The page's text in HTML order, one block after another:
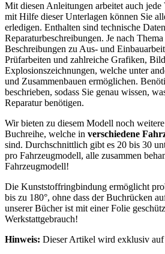
Mit diesen Anleitungen arbeitet auch
mit Hilfe dieser Unterlagen können Sie
erledigen. Enthalten sind technische
Reparaturbeschreibungen. Je nach
Beschreibungen zu Aus- und
Prüfarbeiten und zahlreiche Grafiken,
Explosionszeichnungen, welche unter
und Zusammenbauen ermöglichen.
beschrieben, sodass Sie genau wissen,
Reparatur benötigen.
Wir bieten zu diesem Modell noch
Buchreihe, welche in verschiedene
sind. Durchschnittlich gibt es 20 bis 30
pro Fahrzeugmodell, alle zusammen
Fahrzeugmodell!
Die Kunststoffringbindung ermöglicht
bis zu 180°, ohne dass der Buchrücken
unserer Bücher ist mit einer Folie
Werkstattgebrauch!
Hinweis: Dieser Artikel wird exklusiv